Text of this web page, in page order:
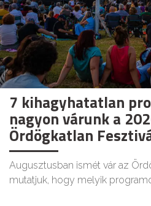
7 kihagyhatatlan
nagyon várunk a
Ördögkatlan
Augusztusban ismét vár az
mutatjuk, hogy melyik